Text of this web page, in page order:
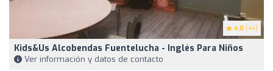
4.8 (44)
Kids&Us Alcobendas Fuentelucha - Inglés Para Niños
Ver información y datos de contacto